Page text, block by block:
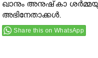
ഖാനും അനുഷ്‌കാ
അഭിനേതാക്കള്‍.
Share this on WhatsApp